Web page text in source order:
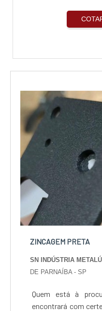
ZINCAGEM PRETA
SN INDÚSTRIA
DE PARNAÍBA - SP
Quem está à
encontrará com